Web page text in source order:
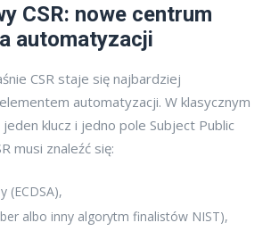
CSR: nowe centrum
automatyzacji
CSR staje się najbardziej
automatyzacji. W klasycznym
klucz i jedno pole Subject Public
musi znaleźć się:
(ECDSA),
albo inny algorytm finalistów NIST),